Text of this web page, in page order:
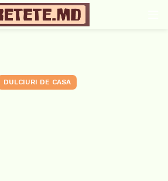
DULCIURI DE CASA